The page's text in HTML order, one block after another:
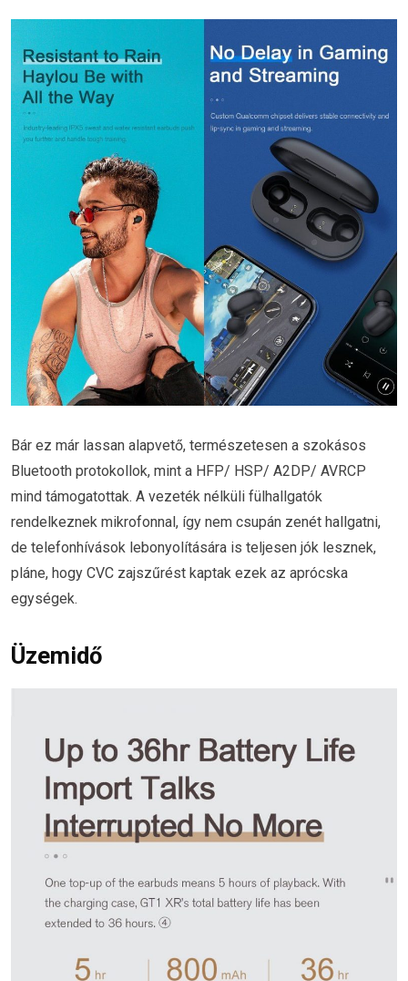
Bár ez már lassan alapvető, természetesen a szokásos
Bluetooth protokollok, mint a HFP/ HSP/ A2DP/ AVRCP
mind támogatottak. A vezeték nélküli fülhallgatók
rendelkeznek mikrofonnal, így nem csupán zenét hallgatni,
de telefonhívások lebonyolítására is teljesen jók lesznek,
pláne, hogy CVC zajszűrést kaptak ezek az aprócska
egységek.
Üzemidő